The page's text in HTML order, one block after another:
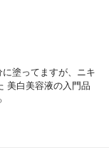
塗ってますが、ニキ
美白美容液の入門品